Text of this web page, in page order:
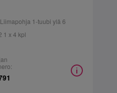
1-tuubi ylä 6
1 x 4 kpl